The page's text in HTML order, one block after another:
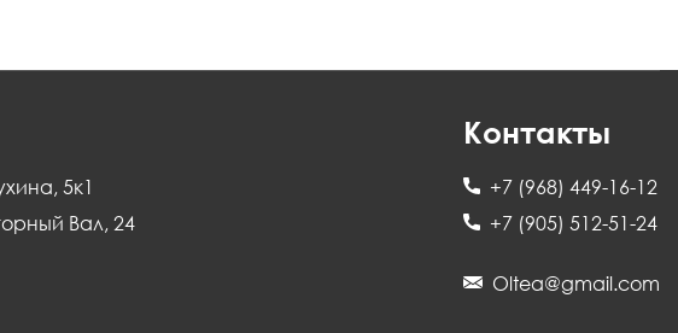
5к1
Вал, 24
Контакты
+7 (968) 449-16-12
+7 (905) 512-51-24
Oltea@gmail.com